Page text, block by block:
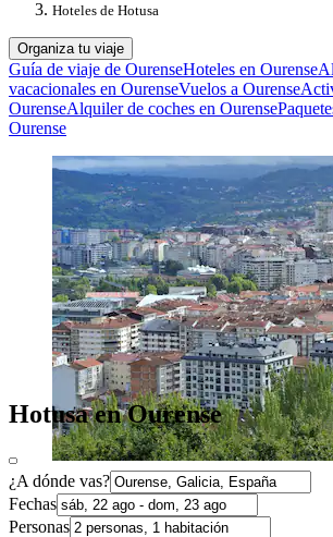
Hoteles de Hotusa
Organiza tu viaje
Guía de viaje de OurenseHoteles en Ourense
vacacionales en OurenseVuelos a Ourense
OurenseAlquiler de coches en Ourense
Ourense
Hotusa en Ourense
¿A dónde vas?
Fechas
Personas